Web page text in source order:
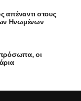
απέναντι στους
Ηνωμένων
πρόσωπα, οι